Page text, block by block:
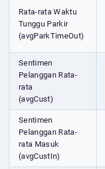
Rata-rata Waktu
Tunggu Parkir
(avgParkTimeOut)
Sentimen
Pelanggan Rata-
rata
(avgCust)
Sentimen
Pelanggan Rata-
rata Masuk
(avgCustIn)